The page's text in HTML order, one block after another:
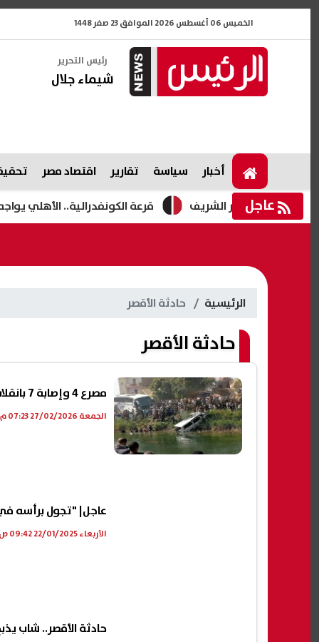
الخميس 06 أغسطس 2026 الموافق 23 صفر 1448
رئيس التحرير
شيماء جلال
أخبار سياسة تقارير اقتصاد مصر
عاجل قرعة الكونفدرالية.. الأهلي يواجه
الرئيسية حادثة الأقصر
حادثة الأقصر
مصرع 4 وإصابة 7 بانقلاب ميكروباص بعد تصادم مع أتوبيس في أرمنت بالأقصر
الجمعة 27/02/2026 07:23 م
عاجل| "تجول برأسه في
الأربعاء 22/01/2025 09:42 ص
حادثة الأقصر.. شاب